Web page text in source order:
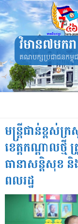
Skip
to
content
វិមាន៧មករា
គណបក្សប្រជាជនកម្ពុ
មន្ដ្រីជាន់ខ្ពស់
ខេត្តកណ្ដាលថ្មី
ធានាសន្តិសុខ និ
ពលរដ្ឋ